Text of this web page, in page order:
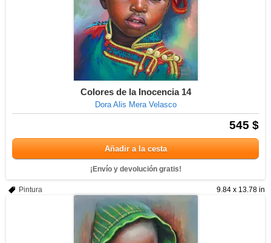
Colores de la Inocencia 14
Dora Alis Mera Velasco
545 $
Añadir a la cesta
¡Envío y devolución gratis!
9.84 x 13.78 in
Pintura